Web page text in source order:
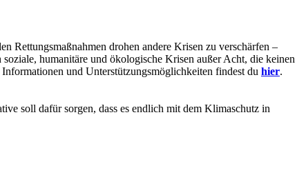
Rettungsmaßnahmen drohen andere Krisen zu verschärfen –
humanitäre und ökologische Krisen außer Acht, die keinen
und Unterstützungsmöglichkeiten findest du hier.
soll dafür sorgen, dass es endlich mit dem Klimaschutz in